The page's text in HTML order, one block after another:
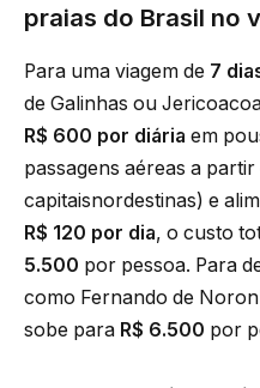
praias do Brasil no
Para uma viagem de 7
de Galinhas ou
R$ 600 por diária em
passagens aéreas a partir
capitaisnordestinas) e
R$ 120 por dia, o custo
5.500 por pessoa. Para
como Fernando de
sobe para R$ 6.500 por